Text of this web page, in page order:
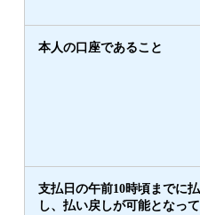
本人の口座であること
支払日の午前10時頃までに
し、払い戻しが可能となっ